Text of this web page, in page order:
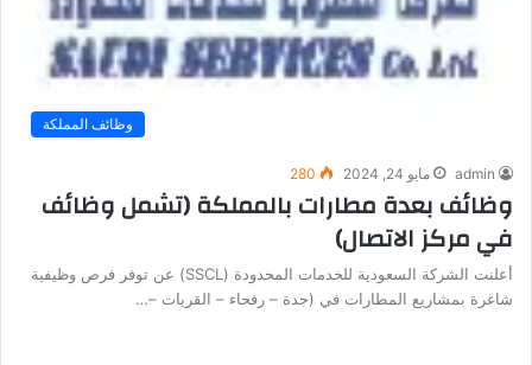
وظائف المملكة
admin مايو 24, 2024 280
وظائف بعدة مطارات بالمملكة (تشمل وظائف
في مركز الاتصال)
أعلنت الشركة السعودية للخدمات المحدودة (SSCL) عن توفر فرص وظيفية
شاغرة بمشاريع المطارات في (جدة – رفحاء – القريات –…